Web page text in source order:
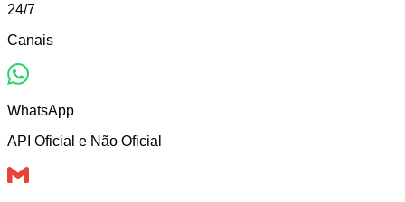
24/7
Canais
WhatsApp
API Oficial e Não Oficial